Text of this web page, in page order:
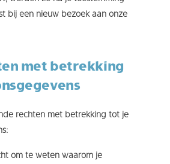
bij een nieuw bezoek aan onze
met betrekking
rechten met betrekking tot je
om te weten waarom je